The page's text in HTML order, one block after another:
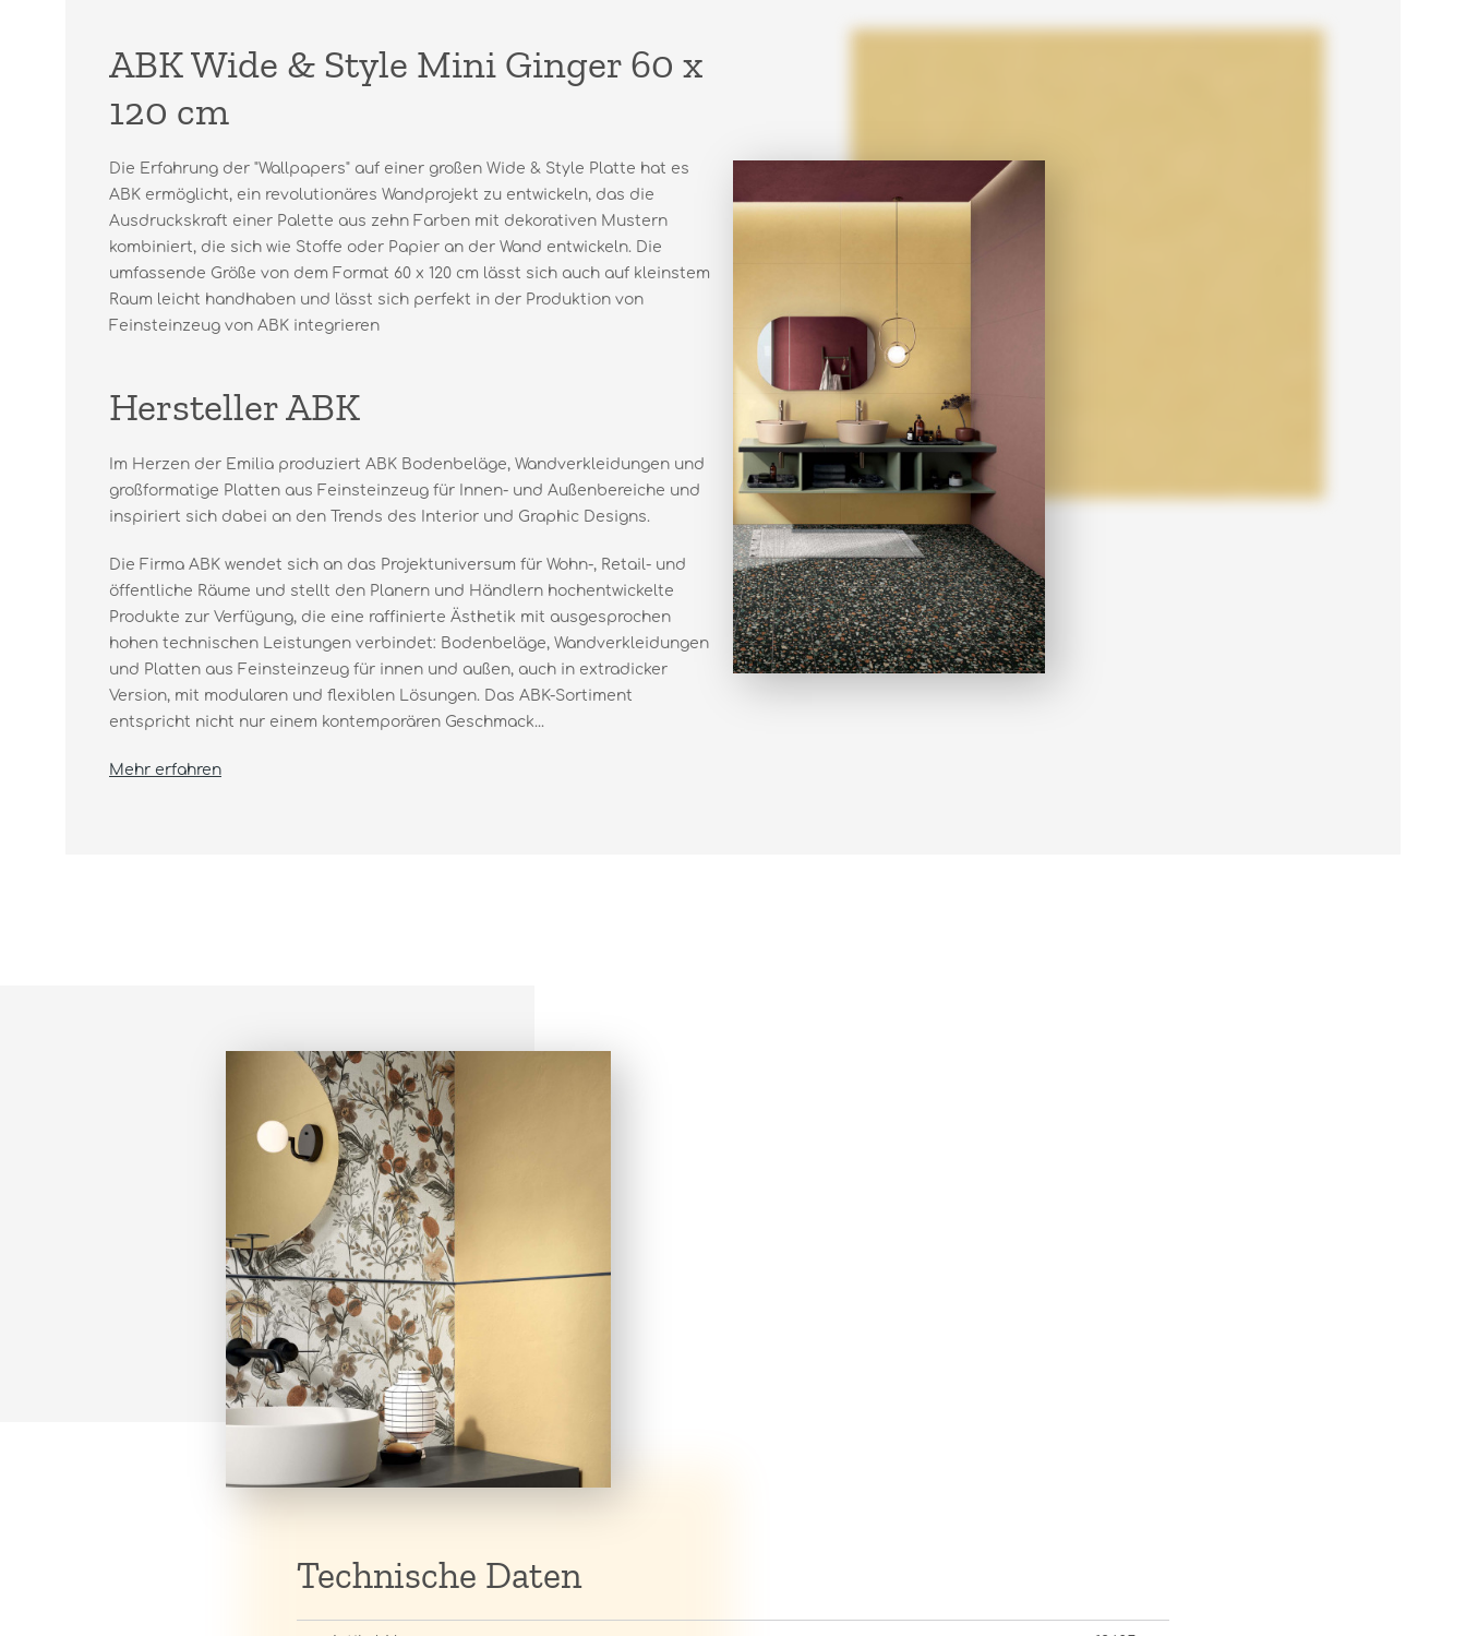
ABK Wide & Style Mini Ginger 60 x
120 cm
Die Erfahrung der "Wallpapers" auf einer großen Wide & Style Platte hat es
ABK ermöglicht, ein revolutionäres Wandprojekt zu entwickeln, das die
Ausdruckskraft einer Palette aus zehn Farben mit dekorativen Mustern
kombiniert, die sich wie Stoffe oder Papier an der Wand entwickeln. Die
umfassende Größe von dem Format 60 x 120 cm lässt sich auch auf kleinstem
Raum leicht handhaben und lässt sich perfekt in der Produktion von
Feinsteinzeug von ABK integrieren
Hersteller ABK
Im Herzen der Emilia produziert ABK Bodenbeläge, Wandverkleidungen und
großformatige Platten aus Feinsteinzeug für Innen- und Außenbereiche und
inspiriert sich dabei an den Trends des Interior und Graphic Designs.
Die Firma ABK wendet sich an das Projektuniversum für Wohn-, Retail- und
öffentliche Räume und stellt den Planern und Händlern hochentwickelte
Produkte zur Verfügung, die eine raffinierte Ästhetik mit ausgesprochen
hohen technischen Leistungen verbindet: Bodenbeläge, Wandverkleidungen
und Platten aus Feinsteinzeug für innen und außen, auch in extradicker
Version, mit modularen und flexiblen Lösungen. Das ABK-Sortiment
entspricht nicht nur einem kontemporären Geschmack...
Mehr erfahren
Technische Daten